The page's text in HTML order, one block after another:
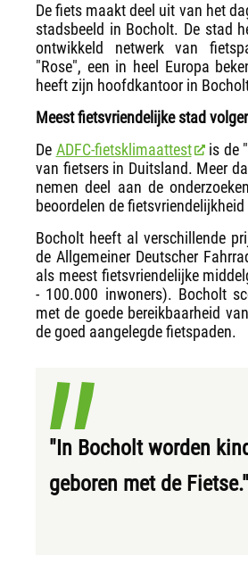
De fiets maakt deel uit van het
stadsbeeld in Bocholt. De stad
ontwikkeld netwerk van
"Rose", een in heel Europa
heeft zijn hoofdkantoor in
Meest fietsvriendelijke stad
De ADFC-fietsklimaattest
is de
van fietsers in Duitsland. Meer
nemen deel aan de
beoordelen de
Bocholt heeft al verschillende
de Allgemeiner Deutscher
als meest fietsvriendelijke
- 100.000 inwoners). Bocholt
met de goede bereikbaarheid
de goed aangelegde fietspaden.
"In Bocholt worden
geboren met de Fietse."